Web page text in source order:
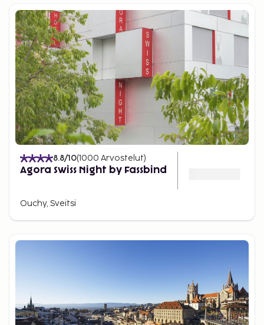
8.8/10(1000 Arvostelut)
Agora Swiss Night by Fassbind
Ouchy, Sveitsi